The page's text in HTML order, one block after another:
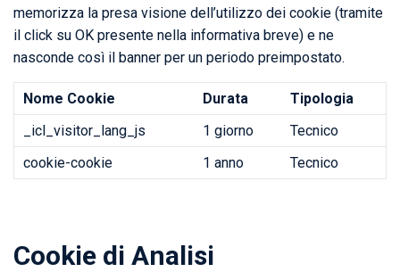
memorizza la presa visione dell’utilizzo dei cookie (tramite
il click su OK presente nella informativa breve) e ne
nasconde così il banner per un periodo preimpostato.
Nome Cookie Durata
Tipologia
_icl_visitor_lang_js
1 giorno
Tecnico
cookie-cookie
1 anno Tecnico
Cookie di Analisi